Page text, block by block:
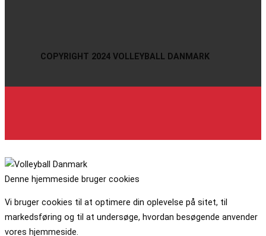
COPYRIGHT 2024 VOLLEYBALL DANMARK
Denne hjemmeside bruger cookies
Vi bruger cookies til at optimere din oplevelse på sitet, til
markedsføring og til at undersøge, hvordan besøgende anvender
vores hjemmeside.